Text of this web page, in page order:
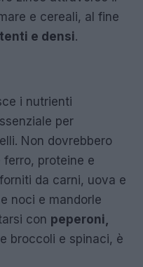
e cereali, al fine
e densi.
i nutrienti
per
Non dovrebbero
proteine e
da carni, uova e
noci e mandorle
con peperoni,
broccoli e spinaci, è